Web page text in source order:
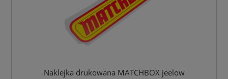
Naklejka drukowana MATCHBOX jeelow